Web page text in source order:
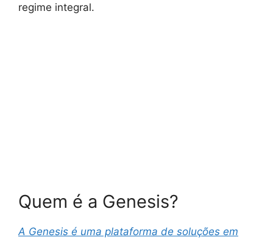
regime integral.
Quem é a Genesis?
A Genesis é uma plataforma de soluções em